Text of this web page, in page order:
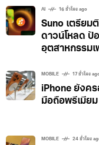
AI 16 ชั่วโมง ago
Suno เตรียม
ดาวน์โหลด ป้
อุตสาหกรรม
MOBILE 17 ชั่วโมง
iPhone ยังค
มือถือพรีเมียม
MOBILE 24 ชั่วโมง